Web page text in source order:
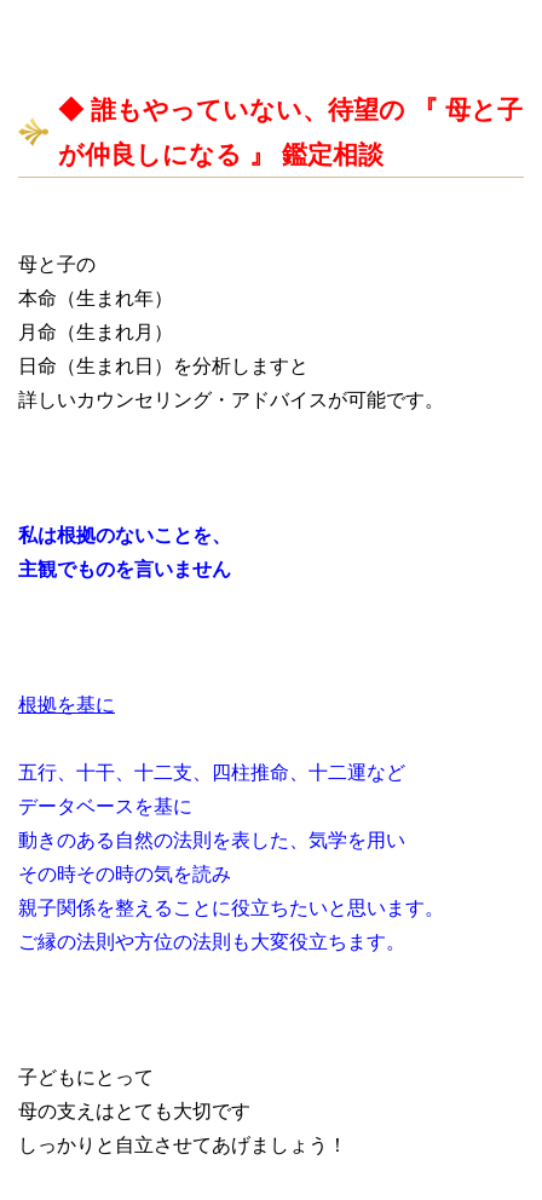
◆ 誰もやっていない、待望の 『 母と子
が仲良しになる 』 鑑定相談
母と子の
本命（生まれ年）
月命（生まれ月）
日命（生まれ日）を分析しますと
詳しいカウンセリング・アドバイスが可能です。
私は根拠のないことを、
主観でものを言いません
根拠を基に
五行、十干、十二支、四柱推命、十二運など
データベースを基に
動きのある自然の法則を表した、気学を用い
その時その時の気を読み
親子関係を整えることに役立ちたいと思います。
ご縁の法則や方位の法則も大変役立ちます。
子どもにとって
母の支えはとても大切です
しっかりと自立させてあげましょう！